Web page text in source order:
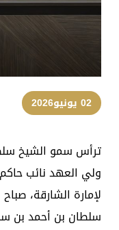
02 يونيو2026
ترأس سمو الشيخ
ولي العهد نائب
لإمارة الشارقة،
سلطان بن أحمد بن